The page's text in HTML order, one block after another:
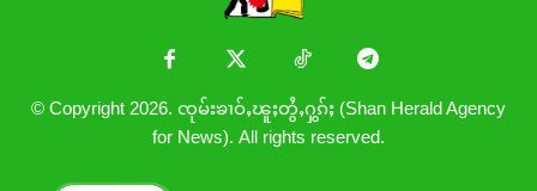
© Copyright 2026. ၸုမ်းၶၢဝ်ႇၽူႈတွႆႇႁွၵ်ႈ (Shan Herald Agency
for News). All rights reserved.